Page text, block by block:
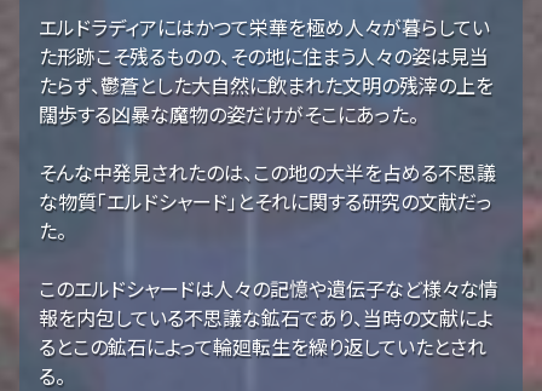
エルドラディアにはかつて栄華を極め人々が暮らしてい
た形跡こそ残るものの、その地に住まう人々の姿は見当
たらず、鬱蒼とした大自然に飲まれた文明の残滓の上を
闊歩する凶暴な魔物の姿だけがそこにあった。
そんな中発見されたのは、この地の大半を占める不思議
な物質「エルドシャード」とそれに関する研究の文献だっ
た。
このエルドシャードは人々の記憶や遺伝子など様々な情
報を内包している不思議な鉱石であり、当時の文献によ
るとこの鉱石によって輪廻転生を繰り返していたとされ
る。